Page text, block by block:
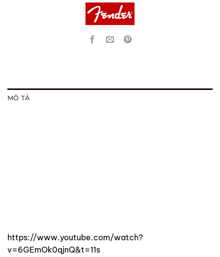
MÔ TẢ
https://www.youtube.com/watch?
v=6GEmOk0qjnQ&t=11s